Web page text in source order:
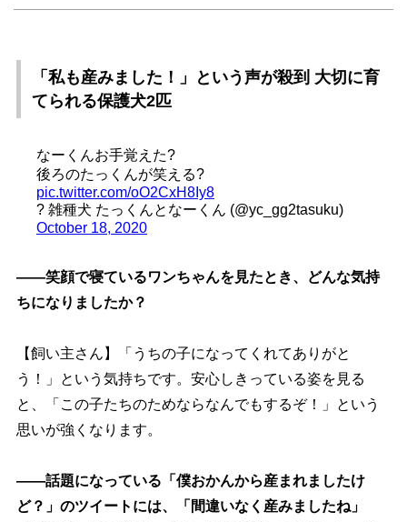
「私も産みました！」という声が殺到 大切に育
てられる保護犬2匹
なーくんお手覚えた?
後ろのたっくんが笑える?
pic.twitter.com/oO2CxH8Iy8
? 雑種犬 たっくんとなーくん (@yc_gg2tasuku)
October 18, 2020
――笑顔で寝ているワンちゃんを見たとき、どんな気持
ちになりましたか？
【飼い主さん】「うちの子になってくれてありがと
う！」という気持ちです。安心しきっている姿を見る
と、「この子たちのためならなんでもするぞ！」という
思いが強くなります。
――話題になっている「僕おかんから産まれましたけ
ど？」のツイートには、「間違いなく産みましたね」